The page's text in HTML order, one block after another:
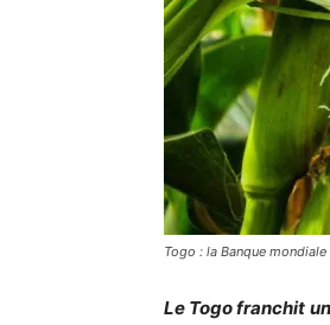
Togo : la Banque
Le Togo franchit